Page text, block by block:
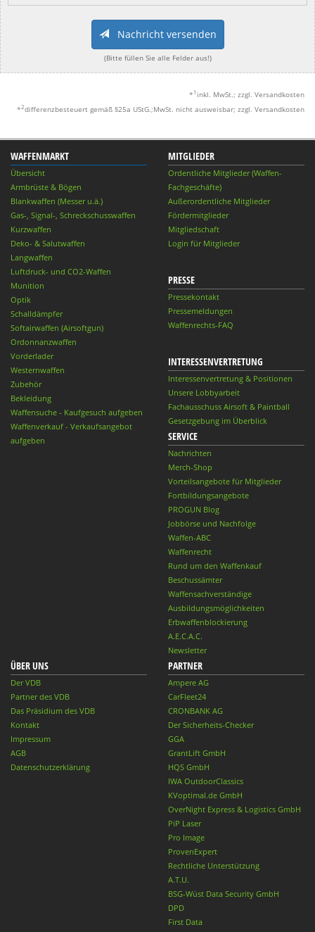
Nachricht versenden
(Bitte füllen Sie alle Felder aus!)
* 1 inkl. MwSt.; zzgl. Versandkosten
*2differenzbesteuert gemäß §25a UStG.;MwSt. nicht ausweisbar; zzgl. Versandkosten
WAFFENMARKT
Übersicht
Armbrüste & Bögen
Blankwaffen (Messer u.ä.)
Gas-, Signal-, Schreckschusswaffen
Kurzwaffen
Deko- & Salutwaffen
Langwaffen
Luftdruck- und CO2-Waffen
Munition
Optik
Schalldämpfer
Softairwaffen (Airsoftgun)
Ordonnanzwaffen
Vorderlader
Westernwaffen
Zubehör
Bekleidung
Waffensuche - Kaufgesuch aufgeben
Waffenverkauf - Verkaufsangebot
aufgeben
MITGLIEDER
Ordentliche Mitglieder (Waffen-
Fachgeschäfte)
Außerordentliche Mitglieder
Fördermitglieder
Mitgliedschaft
Login für Mitglieder
PRESSE
Pressekontakt
Pressemeldungen
Waffenrechts-FAQ
INTERESSENVERTRETUNG
Interessenvertretung & Positionen
Unsere Lobbyarbeit
Fachausschuss Airsoft & Paintball
Gesetzgebung im Überblick
SERVICE
Nachrichten
Merch-Shop
Vorteilsangebote für Mitglieder
Fortbildungsangebote
PROGUN Blog
Jobbörse und Nachfolge
Waffen-ABC
Waffenrecht
Rund um den Waffenkauf
Beschussämter
Waffensachverständige
Ausbildungsmöglichkeiten
Erbwaffenblockierung
A.E.C.A.C.
Newsletter
ÜBER UNS
Der VDB
Partner des VDB
Das Präsidium des VDB
Kontakt
Impressum
AGB
Datenschutzerklärung
PARTNER
Ampere AG
CarFleet24
CRONBANK AG
Der Sicherheits-Checker
GGA
GrantLift GmbH
HQS GmbH
IWA OutdoorClassics
KVoptimal.de GmbH
OverNight Express & Logistics GmbH
PiP Laser
Pro Image
ProvenExpert
Rechtliche Unterstützung
A.T.U.
BSG-Wüst Data Security GmbH
DPD
First Data